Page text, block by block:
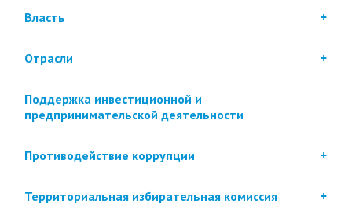
Власть
Отрасли
Поддержка инвестиционной и
предпринимательской деятельности
Противодействие коррупции
Территориальная избирательная комиссия